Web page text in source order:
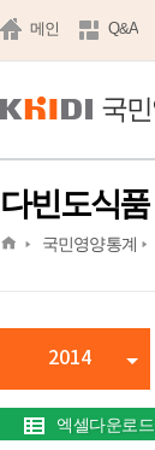
메인 Q&A
국
다빈도식품
home국민영양통계
2014
엑셀다운로드